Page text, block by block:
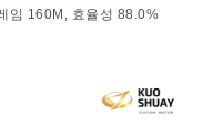
임 160M, 효율성 88.0%